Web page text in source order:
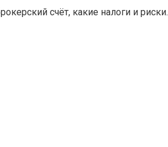
счёт, какие налоги и риски.